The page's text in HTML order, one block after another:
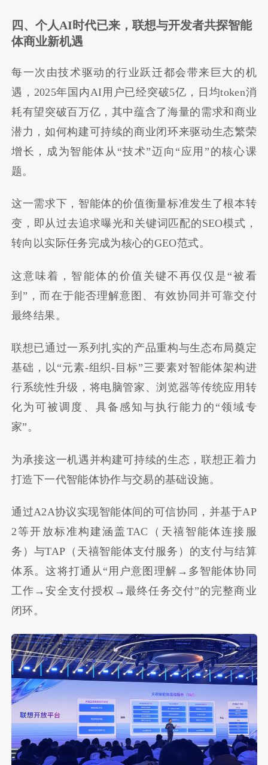
四、个人AI时代已来，联想与开发者共探智能
体商业新机遇
每一次由技术驱动的行业跃迁都会带来巨大的机
遇，2025年国内AI用户已经突破5亿，日均token消
耗有望突破百万亿，其中蕴含了海量的需求和商业
潜力，如何构建可持续的商业闭环来驱动生态繁荣
增长，成为智能体从“技术”迈向“应用”的核心课
题。
这一需求下，智能体的价值衡量标准发生了根本转
变，即从过去追求曝光和关键词匹配的SEO模式，
转向以实际任务完成为核心的GEO范式。
这意味着，智能体的价值关键不再仅仅是“被看
到”，而在于能否理解意图、有效协同并可靠交付
最终结果。
联想已通过一系列扎实的产品重构与生态布局奠定
基础，以“元素-组织-目标”三要素对智能体架构进
行系统性升级，将电脑管家、浏览器等传统应用转
化为可被调度、具备感知与执行能力的“领域专
家”。
为承接这一机遇并构建可持续的生态，联想正着力
打造下一代智能体协作与交易的基础设施。
通过A2A协议实现智能体间的可信协同，并基于AP
2等开放标准构建涵盖TAC（天禧智能体连接服
务）与TAP（天禧智能体支付服务）的支付与结算
体系。这将打通从“用户意图理解→多智能体协同
工作→安全支付授权→最终任务交付”的完整商业
闭环。